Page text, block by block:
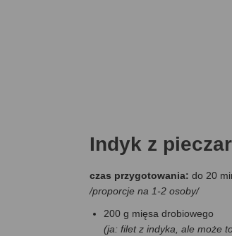
Indyk z
czas przygotowania: do 20
/proporcje na 1-2 osoby/
200 g mięsa drobiowego
(ja: filet z indyka, ale może